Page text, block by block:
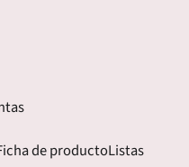
de productoListas